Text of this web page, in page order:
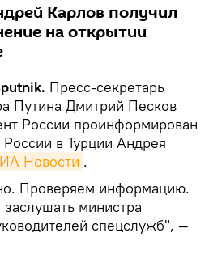
Карлов получил
на открытии
Пресс-секретарь
Путина Дмитрий Песков
России проинформирован
в Турции Андрея
Новости .
Проверяем информацию.
министра
спецслужб", —